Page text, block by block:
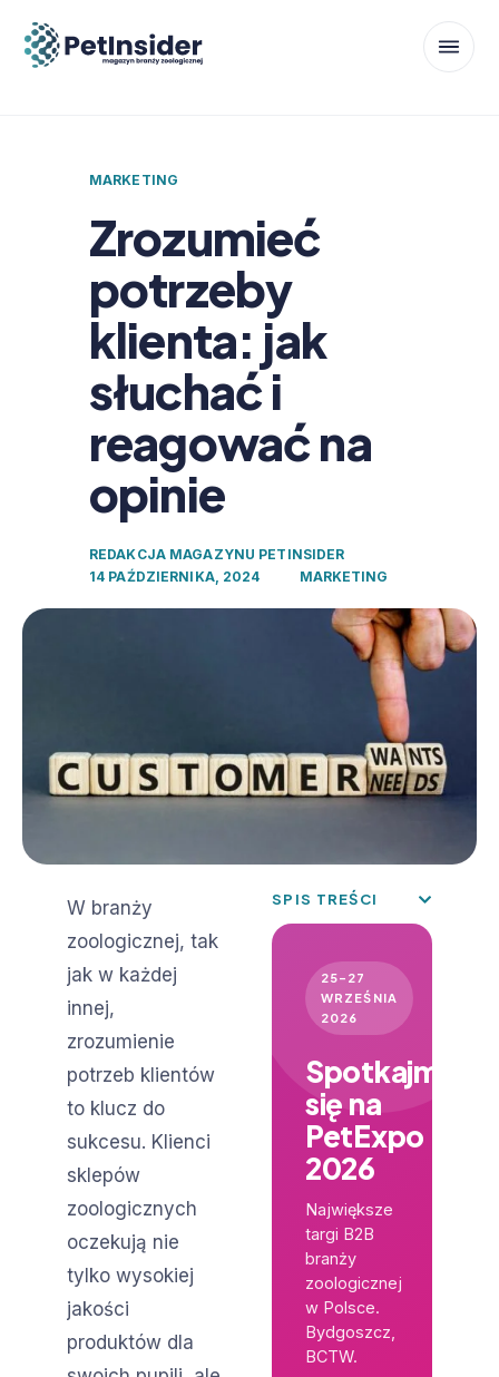
MARKETING
Zrozumieć
potrzeby
klienta: jak
słuchać i
reagować na
opinie
REDAKCJA MAGAZYNU PETINSIDER
14 PAŹDZIERNIKA, 2024
MARKETING
W branży
zoologicznej, tak
jak w każdej
innej,
zrozumienie
potrzeb klientów
to klucz do
sukcesu. Klienci
sklepów
zoologicznych
oczekują nie
tylko wysokiej
jakości
produktów dla
SPIS TREŚCI
25–27
WRZEŚNIA
2026
Spotkajmy
się na
PetExpo
2026
Największe
targi B2B
branży
zoologicznej
w Polsce.
Bydgoszcz,
BCTW.